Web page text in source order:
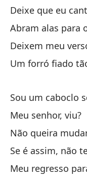
Deixe que eu
Abram alas para
Deixem meu
Um forró fiado
Sou um caboclo
Meu senhor, viu?
Não queira
Se é assim, não
Meu regresso